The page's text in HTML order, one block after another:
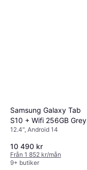
Samsung Galaxy Tab
S10 + Wifi 256GB Grey
12.4", Android 14
10 490 kr
Från 1 852 kr/mån
9+ butiker